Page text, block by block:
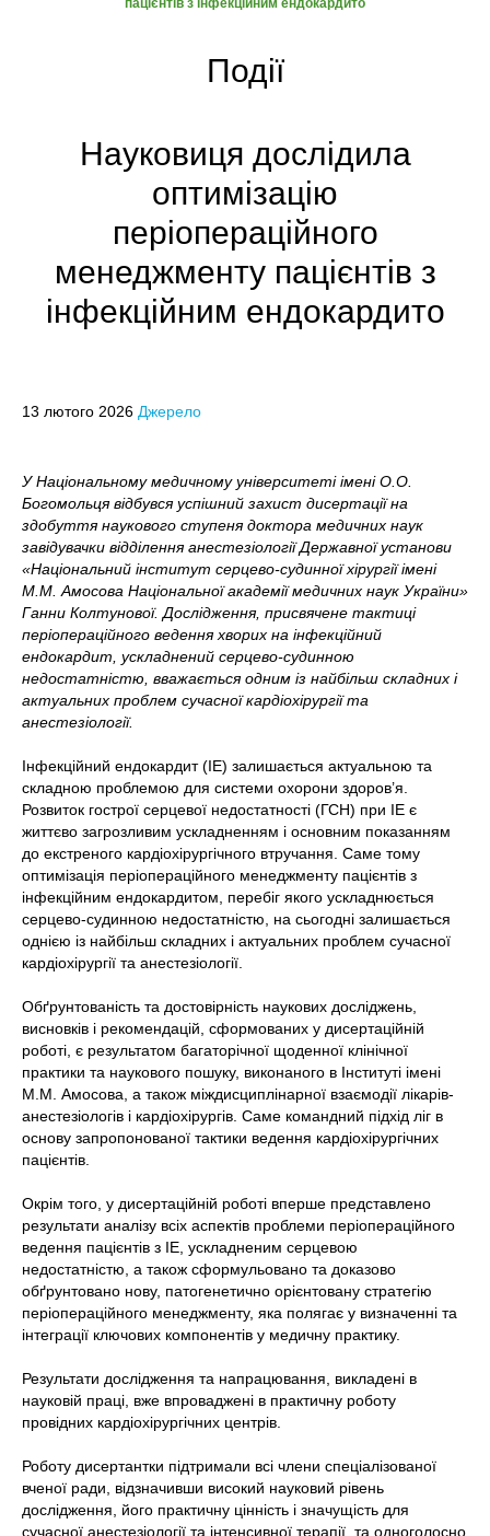
Події
Науковиця дослідила
оптимізацію
періопераційного
менеджменту пацієнтів з
інфекційним ендокардито
13 лютого 2026 Джерело
У Національному медичному університеті імені О.О.
Богомольця відбувся успішний захист дисертації на
здобуття наукового ступеня доктора медичних наук
завідувачки відділення анестезіології Державної установи
«Національний інститут серцево-судинної хірургії імені
М.М. Амосова Національної академії медичних наук України»
Ганни Колтунової. Дослідження, присвячене тактиці
періопераційного ведення хворих на інфекційний
ендокардит, ускладнений серцево-судинною
недостатністю, вважається одним із найбільш складних і
актуальних проблем сучасної кардіохірургії та
анестезіології.
Інфекційний ендокардит (IE) залишається актуальною та
складною проблемою для системи охорони здоров’я.
Розвиток гострої серцевої недостатності (ГСН) при IE є
життєво загрозливим ускладненням і основним показанням
до екстреного кардіохірургічного втручання. Саме тому
оптимізація періопераційного менеджменту пацієнтів з
інфекційним ендокардитом, перебіг якого ускладнюється
серцево-судинною недостатністю, на сьогодні залишається
однією із найбільш складних і актуальних проблем сучасної
кардіохірургії та анестезіології.
Обґрунтованість та достовірність наукових досліджень,
висновків і рекомендацій, сформованих у дисертаційній
роботі, є результатом багаторічної щоденної клінічної
практики та наукового пошуку, виконаного в Інституті імені
М.М. Амосова, а також міждисциплінарної взаємодії лікарів-
анестезіологів і кардіохірургів. Саме командний підхід ліг в
основу запропонованої тактики ведення кардіохірургічних
пацієнтів.
Окрім того, у дисертаційній роботі вперше представлено
результати аналізу всіх аспектів проблеми періопераційного
ведення пацієнтів з IE, ускладненим серцевою
недостатністю, а також сформульовано та доказово
обґрунтовано нову, патогенетично орієнтовану стратегію
періопераційного менеджменту, яка полягає у визначенні та
інтеграції ключових компонентів у медичну практику.
Результати дослідження та напрацювання, викладені в
науковій праці, вже впроваджені в практичну роботу
провідних кардіохірургічних центрів.
Роботу дисертантки підтримали всі члени спеціалізованої
вченої ради, відзначивши високий науковий рівень
дослідження, його практичну цінність і значущість для
сучасної анестезіології та інтенсивної терапії, та одноголосно